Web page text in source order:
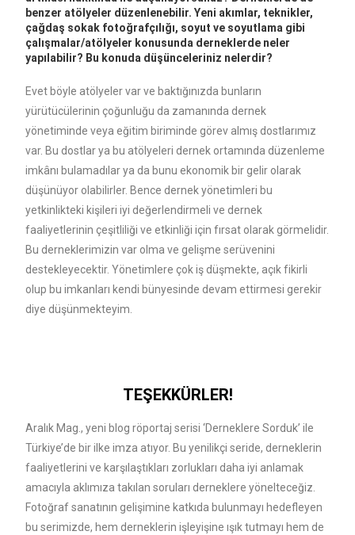
benzer atölyeler düzenlenebilir. Yeni akımlar, teknikler,
çağdaş sokak fotoğrafçılığı, soyut ve soyutlama gibi
çalışmalar/atölyeler konusunda derneklerde neler
yapılabilir? Bu konuda düşünceleriniz nelerdir?
Evet böyle atölyeler var ve baktığınızda bunların
yürütücülerinin çoğunluğu da zamanında dernek
yönetiminde veya eğitim biriminde görev almış dostlarımız
var. Bu dostlar ya bu atölyeleri dernek ortamında düzenleme
imkânı bulamadılar ya da bunu ekonomik bir gelir olarak
düşünüyor olabilirler. Bence dernek yönetimleri bu
yetkinlikteki kişileri iyi değerlendirmeli ve dernek
faaliyetlerinin çeşitliliği ve etkinliği için fırsat olarak görmelidir.
Bu derneklerimizin var olma ve gelişme serüvenini
destekleyecektir. Yönetimlere çok iş düşmekte, açık fikirli
olup bu imkanları kendi bünyesinde devam ettirmesi gerekir
diye düşünmekteyim.
TEŞEKKÜRLER!
Aralık Mag., yeni blog röportaj serisi ‘Derneklere Sorduk’ ile
Türkiye’de bir ilke imza atıyor. Bu yenilikçi seride, derneklerin
faaliyetlerini ve karşılaştıkları zorlukları daha iyi anlamak
amacıyla aklımıza takılan soruları derneklere yönelteceğiz.
Fotoğraf sanatının gelişimine katkıda bulunmayı hedefleyen
bu serimizde, hem derneklerin işleyişine ışık tutmayı hem de